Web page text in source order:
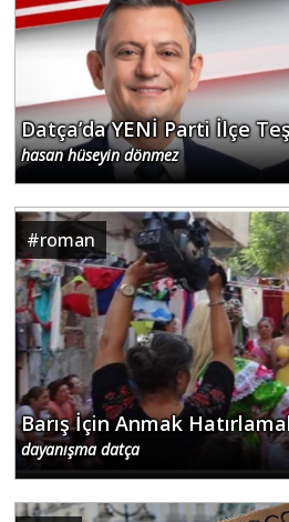
Datça’da YENİ Parti İlçe
hasan hüseyin dönmez
#roman
Barış İçin Anmak
dayanışma datça